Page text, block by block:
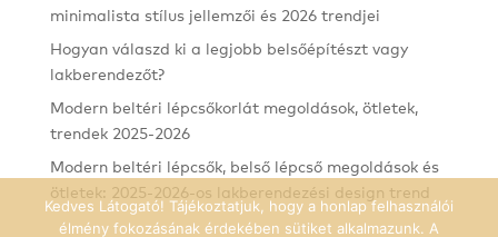
minimalista stílus jellemzői és 2026 trendjei
Hogyan válaszd ki a legjobb belsőépítészt vagy
lakberendezőt?
Modern beltéri lépcsőkorlát megoldások, ötletek,
trendek 2025-2026
Modern beltéri lépcsők, belső lépcső megoldások és
ötletek: 2025-2026-os lakberendezési design trend
Kedves Látogató! Tájékoztatjuk, hogy a honlap felhasználói
élmény fokozásának érdekében sütiket alkalmazunk. A